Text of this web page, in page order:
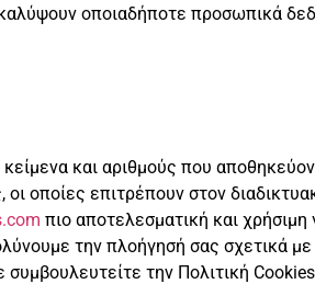
οποιαδήποτε προσωπικά
και αριθμούς που
οποίες επιτρέπουν στον
πιο αποτελεσματική και
την πλοήγησή σας σχετικά
την Πολιτική